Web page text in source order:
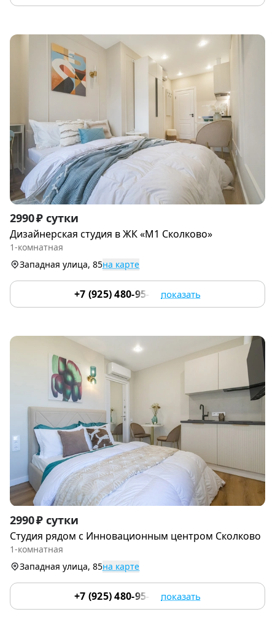
Item
1
of
2990 ₽ сутки
Дизайнерская студия в ЖК «М1 Сколково»
1-комнатная
Западная улица, 85на карте
+7 (925) 480-95-17 показать
Item
1
of
9
2990 ₽ сутки
Студия рядом с Инновациoнным цeнтpoм Cколково
1-комнатная
Западная улица, 85на карте
+7 (925) 480-95-17 показать